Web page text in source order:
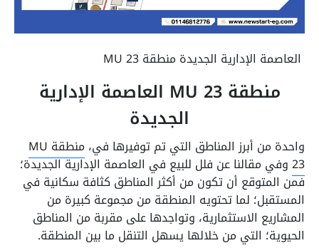
العاصمة الإدارية الجديدة منطقة MU 23
منطقة MU 23 العاصمة الإدارية
الجديدة
واحدة من أبرز المناطق التي تم توفيرها في،
منطقة MU
23وفي مقالنا عن فلل للبيع في العاصمة الإدارية الجديدة؛
فمن المتوقع أن تكون من أكثر المناطق كثافة سكانية في
المستقبل؛ لما تحتويه المنطقة من مجموعة كبيرة من
المشاريع الاستثمارية، وتواجدها على مقربة من المناطق
الحيوية؛ التي من خلالها يسهل التنقل ما بين المنطقة.